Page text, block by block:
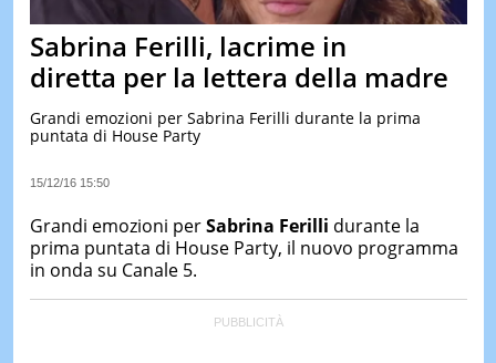
&
TEST
Sabrina Ferilli, lacrime in
diretta per la lettera della madre
Grandi emozioni per Sabrina Ferilli durante la prima
puntata di House Party
15/12/16 15:50
Grandi emozioni perSabrina Ferilli durante la
prima puntata di House Party, il nuovo programma
in onda su Canale 5.